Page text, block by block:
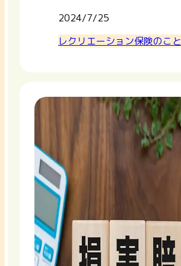
2024/7/25
レクリエーション保険のこと